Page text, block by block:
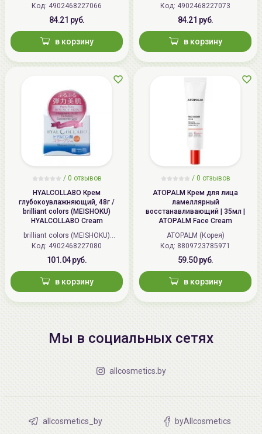
(Япония)
Код: 4902468227066
84.21 руб.
в корзину
(Япония)
Код: 4902468227073
84.21 руб.
в корзину
/ 0 отзывов
HYALCOLLABO Крем
глубокоувлажняющий, 48г /
brilliant colors (MEISHOKU)
HYALCOLLABO Cream
brilliant colors (MEISHOKU)
(Япония)
Код: 4902468227080
101.04 руб.
в корзину
/ 0 отзывов
ATOPALM Крем для лица
ламеллярный
восстанавливающий | 35мл |
ATOPALM Face Cream
ATOPALM (Корея)
Код: 8809723785971
59.50 руб.
в корзину
Мы в социальных сетях
allcosmetics.by
allcosmetics_by byAllcosmetics